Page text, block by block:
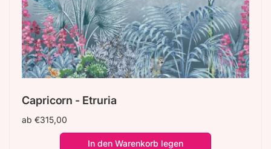
Capricorn - Etruria
Normaler
ab €315,00
In den Warenkorb legen